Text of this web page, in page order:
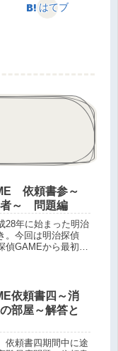
はてブ
依頼書参～
者～ 問題編
28年に始まった明治
。今回は明治探偵
偵GAMEから最初か
依頼書四～消
部屋～解答と
頼書四期間中に途